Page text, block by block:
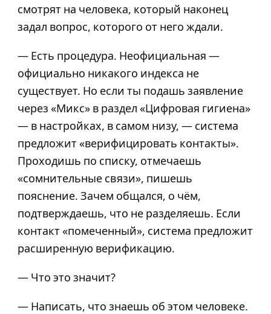
смотрят на человека, который наконец
задал вопрос, которого от него ждали.
— Есть процедура. Неофициальная —
официально никакого индекса не
существует. Но если ты подашь заявление
через «Микс» в раздел «Цифровая гигиена»
— в настройках, в самом низу, — система
предложит «верифицировать контакты».
Проходишь по списку, отмечаешь
«сомнительные связи», пишешь
пояснение. Зачем общался, о чём,
подтверждаешь, что не разделяешь. Если
контакт «помеченный», система предложит
расширенную верификацию.
— Что это значит?
— Написать, что знаешь об этом человеке.